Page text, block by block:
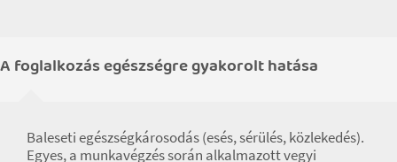
A foglalkozás egészségre gyakorolt hatása
Baleseti egészségkárosodás (esés, sérülés, közlekedés).
Egyes, a munkavégzés során alkalmazott vegyi